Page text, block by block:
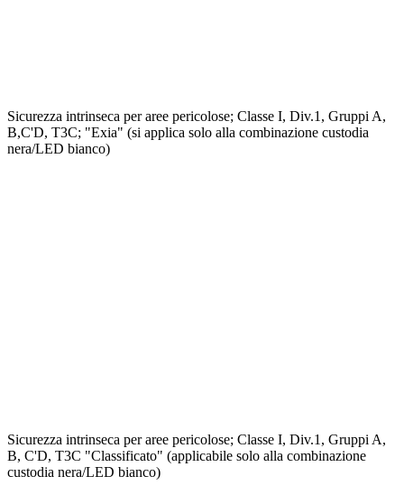
Sicurezza intrinseca per aree pericolose; Classe I, Div.1, Gruppi A,
B,C'D, T3C; "Exia" (si applica solo alla combinazione custodia
nera/LED bianco)
Sicurezza intrinseca per aree pericolose; Classe I, Div.1, Gruppi A,
B, C'D, T3C "Classificato" (applicabile solo alla combinazione
custodia nera/LED bianco)